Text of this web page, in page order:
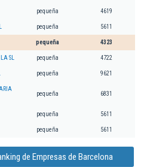
pequeña 4619
pequeña 5611
pequeña 4323
SL pequeña 4722
pequeña 9621
pequeña 6831
pequeña 5611
pequeña 5611
de Empresas de Barcelona